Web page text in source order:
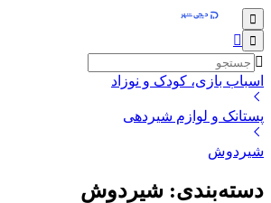
اسباب بازی، کودک و نوزاد
پستانک و لوازم شیردهی
شیردوش
دسته‌بندی: شیردوش